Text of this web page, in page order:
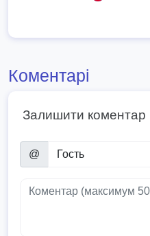
Коментарі
Залишити коментар
@